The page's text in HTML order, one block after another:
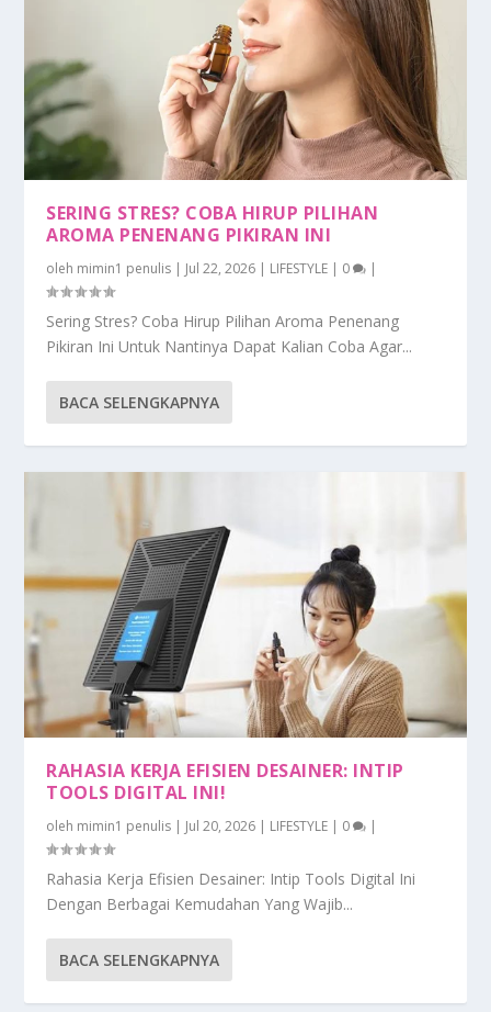
SERING STRES? COBA HIRUP PILIHAN
AROMA PENENANG PIKIRAN INI
oleh mimin1 penulis | Jul 22, 2026 | LIFESTYLE | 0 |
Sering Stres? Coba Hirup Pilihan Aroma Penenang
Pikiran Ini Untuk Nantinya Dapat Kalian Coba Agar...
BACA SELENGKAPNYA
RAHASIA KERJA EFISIEN DESAINER: INTIP
TOOLS DIGITAL INI!
oleh mimin1 penulis | Jul 20, 2026 | LIFESTYLE | 0 |
Rahasia Kerja Efisien Desainer: Intip Tools Digital Ini
Dengan Berbagai Kemudahan Yang Wajib...
BACA SELENGKAPNYA